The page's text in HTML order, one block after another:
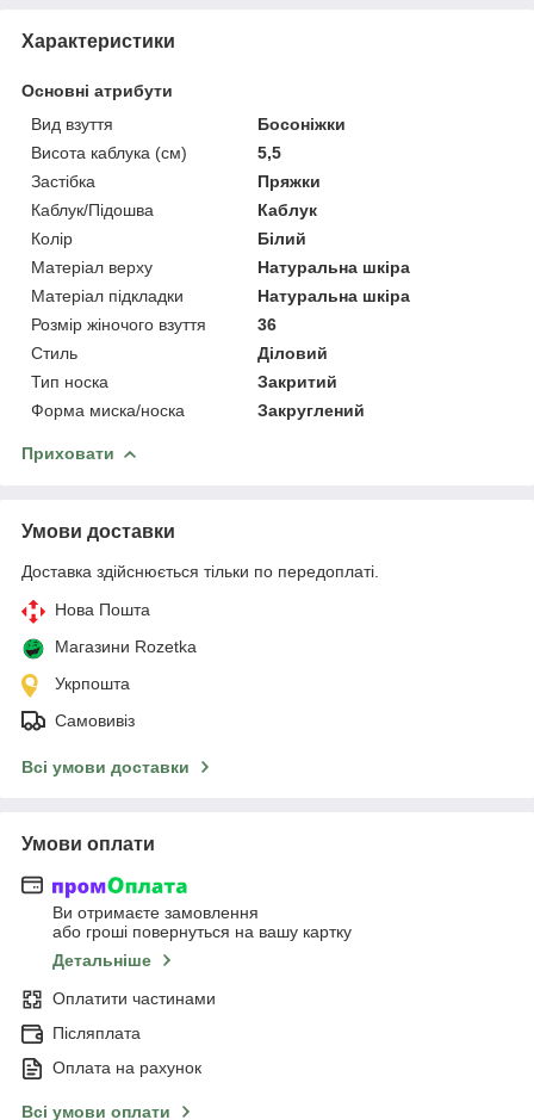
Характеристики
Основні атрибути
Вид взуття
Босоніжки
Висота каблука (см)
5,5
Застібка
Пряжки
Каблук/Підошва
Каблук
Колір
Білий
Матеріал верху
Натуральна шкіра
Матеріал підкладки
Натуральна шкіра
Розмір жіночого взуття
36
Стиль
Діловий
Тип носка
Закритий
Форма миска/носка
Закруглений
Приховати
Умови доставки
Доставка здійснюється тільки по передоплаті.
Нова Пошта
Магазини Rozetka
Укрпошта
Самовивіз
Всі умови доставки
Умови оплати
Ви отримаєте замовлення
або гроші повернуться на вашу картку
Детальніше
Оплатити частинами
Післяплата
Оплата на рахунок
Всі умови оплати